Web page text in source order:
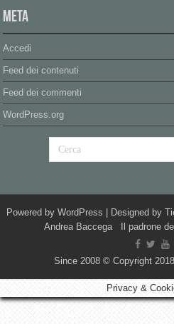
Meta
Accedi
Feed dei contenuti
Feed dei commenti
WordPress.org
Powered by WordPress | Designed by
Andrea Baccega Il padrone
Since 2008 © Copyright
Privacy &